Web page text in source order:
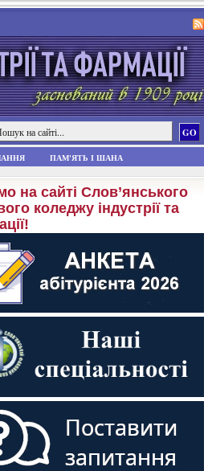
ПАМ'ЯТЬ І ШАНА
на сайті Слов’янського
коледжу індустрії та